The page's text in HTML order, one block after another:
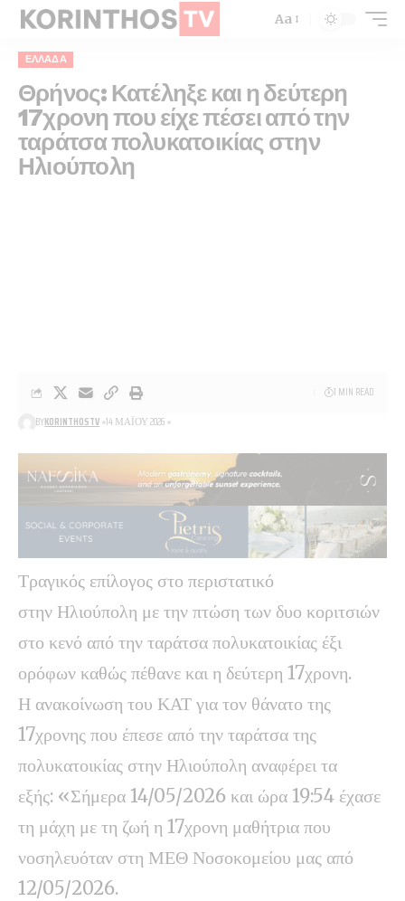
Aa
ΕΛΛΆΔΑ
Θρήνος: Κατέληξε και η δεύτερη
17χρονη που είχε πέσει από την
ταράτσα πολυκατοικίας στην
Ηλιούπολη
BYKORINTHOSTV 14 ΜΑΪ́ΟΥ 2026
1 MIN READ
Τραγικός επίλογος στο περιστατικό
στην Ηλιούπολη με την πτώση των δυο κοριτσιών
στο κενό από την ταράτσα πολυκατοικίας έξι
ορόφων καθώς πέθανε και η δεύτερη 17χρονη.
Η ανακοίνωση του ΚΑΤ για τον θάνατο της
17χρονης που έπεσε από την ταράτσα της
πολυκατοικίας στην Ηλιούπολη αναφέρει τα
εξής: «Σήμερα 14/05/2026 και ώρα 19:54 έχασε
τη μάχη με τη ζωή η 17χρονη μαθήτρια που
νοσηλευόταν στη ΜΕΘ Νοσοκομείου μας από
12/05/2026.